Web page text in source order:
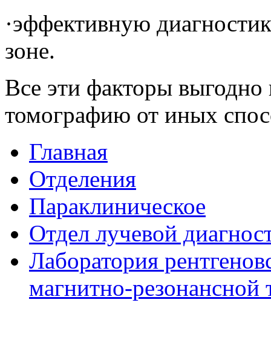
·эффективную
зоне.
Все эти факторы
томографию от иных
Главная
Отделения
Параклиническое
Отдел лучевой
Лаборатория
магнитно-резонансной